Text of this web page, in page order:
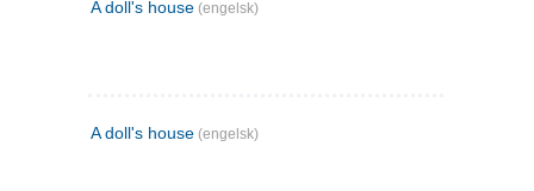
A doll's house (engelsk)
A doll's house (engelsk)